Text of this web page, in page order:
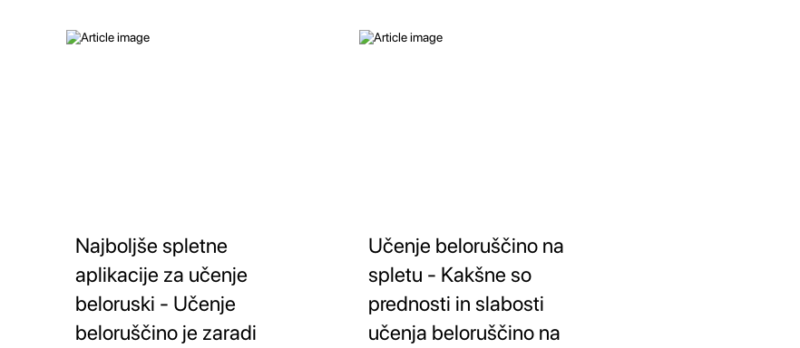
Najboljše spletne
aplikacije za učenje
beloruski - Učenje
beloruščino je zaradi
Učenje beloruščino na
spletu - Kakšne so
prednosti in slabosti
učenja beloruščino na